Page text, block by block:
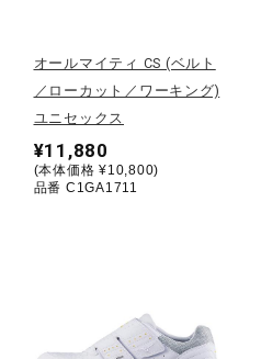
ーズ
オールマイティ CS (ベルト
／ローカット／ワーキング)
ユニセックス
¥11,880
(本体価格 ¥10,800)
品番 C1GA1711